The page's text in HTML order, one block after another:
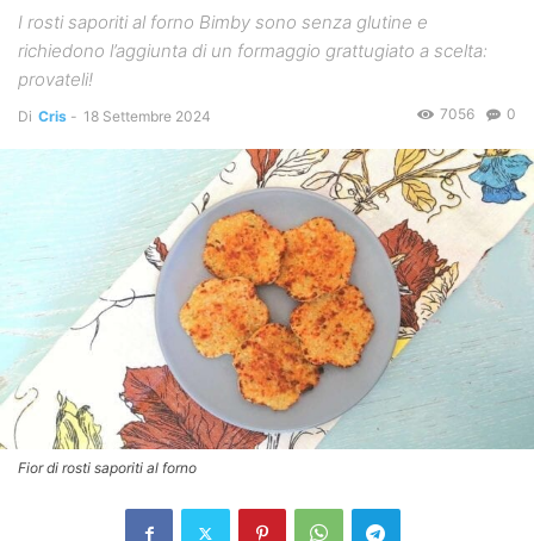
I rosti saporiti al forno Bimby sono senza glutine e
richiedono l’aggiunta di un formaggio grattugiato a scelta:
provateli!
Di Cris - 18 Settembre 2024 0
7056
Fior di rosti saporiti al forno